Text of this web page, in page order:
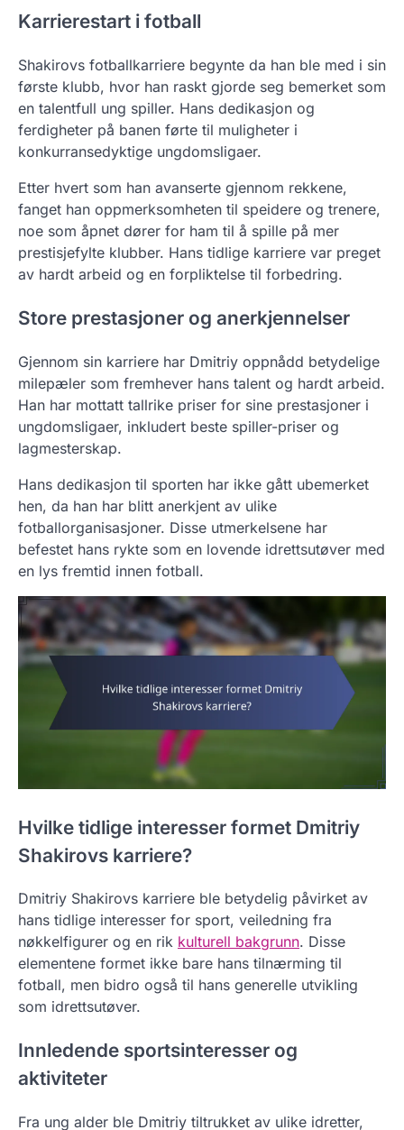
Karrierestart i fotball
Shakirovs fotballkarriere begynte da han ble med i sin
første klubb, hvor han raskt gjorde seg bemerket som
en talentfull ung spiller. Hans dedikasjon og
ferdigheter på banen førte til muligheter i
konkurransedyktige ungdomsligaer.
Etter hvert som han avanserte gjennom rekkene,
fanget han oppmerksomheten til speidere og trenere,
noe som åpnet dører for ham til å spille på mer
prestisjefylte klubber. Hans tidlige karriere var preget
av hardt arbeid og en forpliktelse til forbedring.
Store prestasjoner og anerkjennelser
Gjennom sin karriere har Dmitriy oppnådd betydelige
milepæler som fremhever hans talent og hardt arbeid.
Han har mottatt tallrike priser for sine prestasjoner i
ungdomsligaer, inkludert beste spiller-priser og
lagmesterskap.
Hans dedikasjon til sporten har ikke gått ubemerket
hen, da han har blitt anerkjent av ulike
fotballorganisasjoner. Disse utmerkelsene har
befestet hans rykte som en lovende idrettsutøver med
en lys fremtid innen fotball.
Hvilke tidlige interesser formet Dmitriy
Shakirovs karriere?
Dmitriy Shakirovs karriere ble betydelig påvirket av
hans tidlige interesser for sport, veiledning fra
nøkkelfigurer og en rik kulturell bakgrunn. Disse
elementene formet ikke bare hans tilnærming til
fotball, men bidro også til hans generelle utvikling
som idrettsutøver.
Innledende sportsinteresser og
aktiviteter
Fra ung alder ble Dmitriy tiltrukket av ulike idretter,